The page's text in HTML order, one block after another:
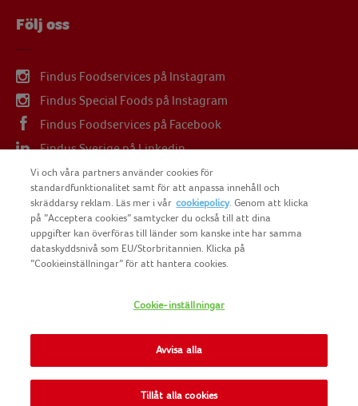
Följ oss
Findus Foodservices på Instagram
Findus Special Foods på Instagram
Findus Foodservices på Facebook
Findus Sverige på Linkedin
Findus Sverige på Youtube
COPYRIGHT FINDUS SVERIGE AB 2025
FINDUS
NOMAD FOODS
Vi och våra partners använder cookies för
standardfunktionalitet samt för att anpassa innehåll och
skräddarsy reklam. Läs mer i vår cookiepolicy. Genom att klicka
på ”Acceptera cookies” samtycker du också till att dina
uppgifter kan överföras till länder som kanske inte har samma
dataskyddsnivå som EU/Storbritannien. Klicka på
”Cookieinställningar” för att hantera cookies.
Cookie-inställningar
Avvisa alla
Tillåt alla cookies